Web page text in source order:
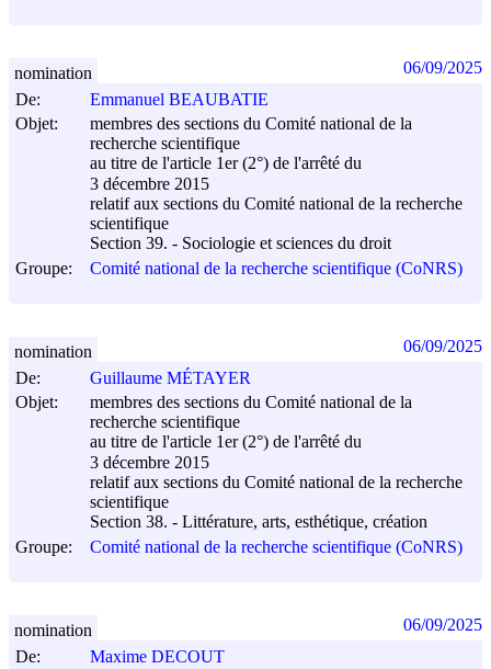
De:
Emmanuel BEAUBATIE
Objet:
membres des sections du Comité national de la
recherche scientifique
au titre de l'article 1er (2°) de l'arrêté du
3 décembre 2015
relatif aux sections du Comité national de la recherche
scientifique
Section 39. - Sociologie et sciences du droit
Groupe:
Comité national de la recherche scientifique (CoNRS)
nomination 06/09/2025
De:
Guillaume MÉTAYER
Objet:
membres des sections du Comité national de la
recherche scientifique
au titre de l'article 1er (2°) de l'arrêté du
3 décembre 2015
relatif aux sections du Comité national de la recherche
scientifique
Section 38. - Littérature, arts, esthétique, création
Groupe:
Comité national de la recherche scientifique (CoNRS)
nomination 06/09/2025
De:
Maxime DECOUT
nomination 06/09/2025